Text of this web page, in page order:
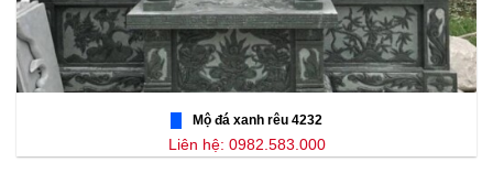
Mộ đá xanh rêu 4232
Liên hệ: 0982.583.000